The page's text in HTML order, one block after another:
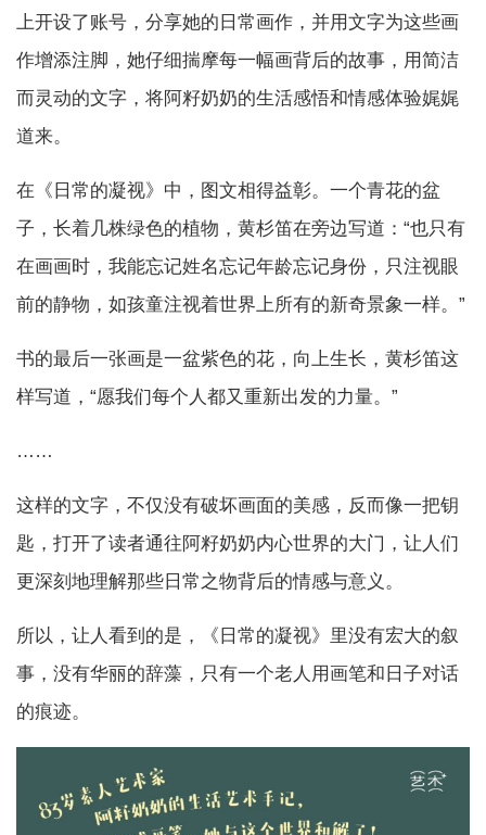
上开设了账号，分享她的日常画作，并用文字为这些画
作增添注脚，她仔细揣摩每一幅画背后的故事，用简洁
而灵动的文字，将阿籽奶奶的生活感悟和情感体验娓娓
道来。
在《日常的凝视》中，图文相得益彰。一个青花的盆
子，长着几株绿色的植物，黄杉笛在旁边写道：“也只有
在画画时，我能忘记姓名忘记年龄忘记身份，只注视眼
前的静物，如孩童注视着世界上所有的新奇景象一样。”
书的最后一张画是一盆紫色的花，向上生长，黄杉笛这
样写道，“愿我们每个人都又重新出发的力量。”
……
这样的文字，不仅没有破坏画面的美感，反而像一把钥
匙，打开了读者通往阿籽奶奶内心世界的大门，让人们
更深刻地理解那些日常之物背后的情感与意义。
所以，让人看到的是，《日常的凝视》里没有宏大的叙
事，没有华丽的辞藻，只有一个老人用画笔和日子对话
的痕迹。